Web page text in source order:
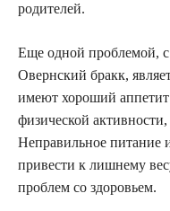
родителей.
Еще одной проблемой, с
Овернский бракк,
имеют хороший
физической
Неправильное питание
привести к лишнему
проблем со здоровьем.